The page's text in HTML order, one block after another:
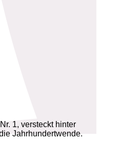
1, versteckt hinter
Jahrhundertwende.